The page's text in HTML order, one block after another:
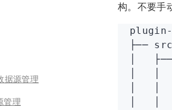
据源管理
管理
构。不要手
plugin-
├──
   ├──